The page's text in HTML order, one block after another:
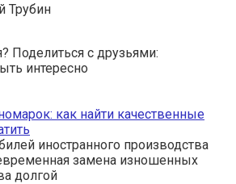
Трубин
Поделиться с друзьями:
интересно
как найти качественные
иностранного производства
замена изношенных
долгой